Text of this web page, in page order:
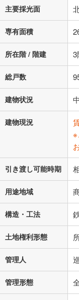
主要採光面
専有面積
所在階 / 階建 3
総戸数
建物状況
建物現況
※
引き渡し可能時期
用途地域
構造・工法
土地権利形態
管理人
管理形態